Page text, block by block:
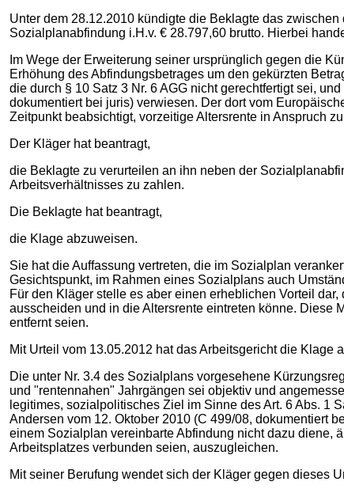
Unter dem 28.12.2010 kündigte die Beklagte das
Sozialplanabfindung i.H.v. € 28.797,60 brutto. Hierbei
Im Wege der Erweiterung seiner ursprünglich gegen die
Erhöhung des Abfindungsbetrages um den gekürzten
die durch § 10 Satz 3 Nr. 6 AGG nicht gerechtfertigt sei,
dokumentiert bei juris) verwiesen. Der dort vom
Zeitpunkt beabsichtigt, vorzeitige Altersrente in Anspruch
Der Kläger hat beantragt,
die Beklagte zu verurteilen an ihn neben der
Arbeitsverhältnisses zu zahlen.
Die Beklagte hat beantragt,
die Klage abzuweisen.
Sie hat die Auffassung vertreten, die im Sozialplan
Gesichtspunkt, im Rahmen eines Sozialplans auch
Für den Kläger stelle es aber einen erheblichen Vorteil
ausscheiden und in die Altersrente eintreten könne. Diese
entfernt seien.
Mit Urteil vom 13.05.2012 hat das Arbeitsgericht die Klage
Die unter Nr. 3.4 des Sozialplans vorgesehene
und "rentennahen" Jahrgängen sei objektiv und
legitimes, sozialpolitisches Ziel im Sinne des Art. 6 Abs. 1
Andersen vom 12. Oktober 2010 (C 499/08, dokumentiert
einem Sozialplan vereinbarte Abfindung nicht dazu diene,
Arbeitsplatzes verbunden seien, auszugleichen.
Mit seiner Berufung wendet sich der Kläger gegen dieses